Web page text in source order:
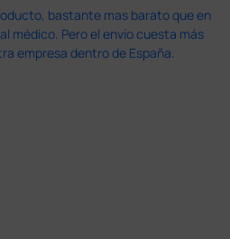
bastante mas barato que en
médico. Pero el envío cuesta más
empresa dentro de España.